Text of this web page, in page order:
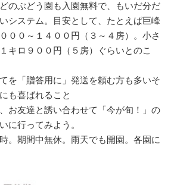
のぶどう園も入園無料で、もいだ分だ
システム。目安として、たとえば巨峰
００～１４００円（３～４房）。小さ
キロ９００円（５房）ぐらいとのこ
を「贈答用に」発送を頼む方も多いそ
も喜ばれること
お友達と誘い合わせて「今が旬！」の
に行ってみよう。
。期間中無休。雨天でも開園。各園に